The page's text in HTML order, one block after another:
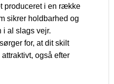
produceret i en række
sikrer holdbarhed og
i al slags vejr.
for, at dit skilt
også efter